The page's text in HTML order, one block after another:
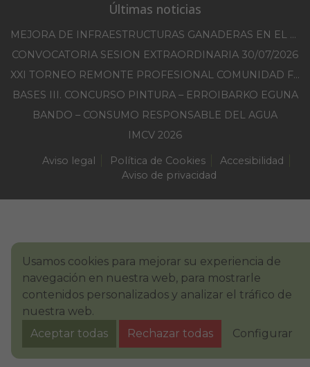
Últimas noticias
MEJORA DE INFRAESTRUCTURAS GANADERAS EN EL TM DE ERRO CAMPAÑA 2025-2026
CONVOCATORIA SESION EXTRAORDINARIA 30/07/2026
XXI TORNEO REMONTE PROFESIONAL COMUNIDAD FORAL NAVARRA
BASES III. CONCURSO PINTURA – ERROIBARKO EGUNA
BANDO – CONSUMO RESPONSABLE DEL AGUA
IMCV 2026
Aviso legal Política de Cookies
Accesibilidad
Aviso de privacidad
Usamos cookies para mejorar su experiencia de
navegación en nuestra web, para mostrarle
contenidos personalizados y analizar el tráfico de
nuestra web.
Aceptar todas
Rechazar todas Configurar